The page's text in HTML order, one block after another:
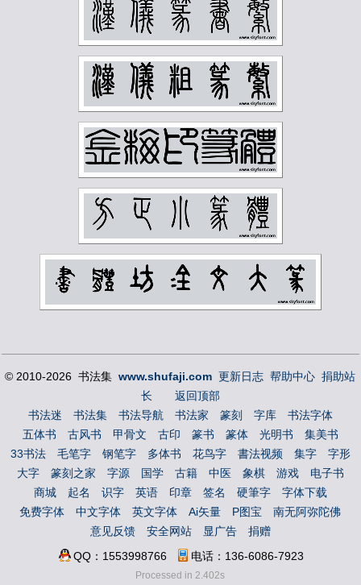
陈叔亮 陈叔通
陈君藻
陈子庄 陈少梅
陈巨来
陈缘督 陈衡恪
陶博吾
顾廷龙 顾麟士
马一浮
马公愚 马叙伦
马晋
高二适 高剑父
高奇峰
鲁迅 麦华三
黄士陵
黄山寿 黄节
黄葆戊
齐燕铭 齐璜
© 2010-2026 书法集www.shufaji.com 更新日志 帮助中心 捐助站
长
返回顶部
书法迷
书法集 书法导航 书法家 篆刻 字库
书法字体
五体书
古风书 甲骨文 古印 篆书 篆体 光明书
集美书
33书法
毛笔字 钢笔字 多体书 花鸟字 書法视频 集字
字形
大字
篆刻之家 字源 国学 古籍 中医 象棋 游戏
电子书
商城
起名 识字 英语 印章 签名 硬筆字
字体下载
免费字体
中文字体 英文字体 Ai矢量 P图宝
南无阿弥陀佛
意见反馈
安全网站 显广告
捐赠
QQ：1553998766
电话：136-6086-7923
Processed in 2.402s